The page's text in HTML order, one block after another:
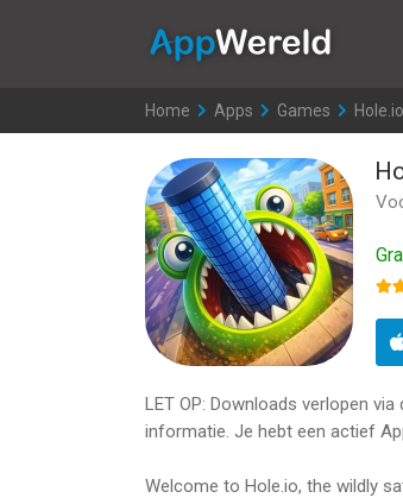
Home >
Apps >
Games >
Hole.io
LET OP: Downloads verlopen
informatie. Je hebt een actief
Welcome to Hole.io, the wildly